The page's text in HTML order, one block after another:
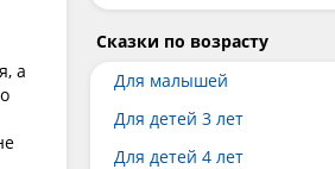
а
Сказки по возрасту
Для малышей
Для детей 3 лет
Для детей 4 лет